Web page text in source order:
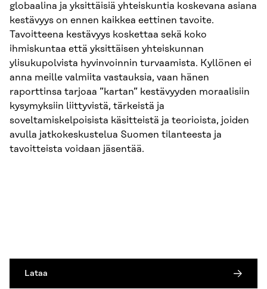
globaalina ja yksittäisiä yhteiskuntia koskevana asiana
kestävyys on ennen kaikkea eettinen tavoite.
Tavoitteena kestävyys koskettaa sekä koko
ihmiskuntaa että yksittäisen yhteiskunnan
ylisukupolvista hyvinvoinnin turvaamista. Kyllönen ei
anna meille valmiita vastauksia, vaan hänen
raporttinsa tarjoaa ”kartan” kestävyyden moraalisiin
kysymyksiin liittyvistä, tärkeistä ja
soveltamiskelpoisista käsitteistä ja teorioista, joiden
avulla jatkokeskustelua Suomen tilanteesta ja
tavoitteista voidaan jäsentää.
Lataa